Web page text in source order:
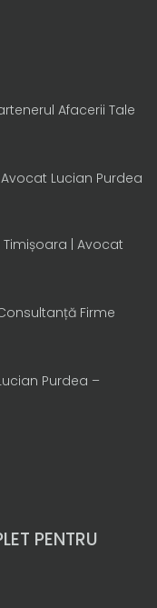
Afacerii Tale
Lucian Purdea
| Avocat
Firme
Purdea –
PENTRU